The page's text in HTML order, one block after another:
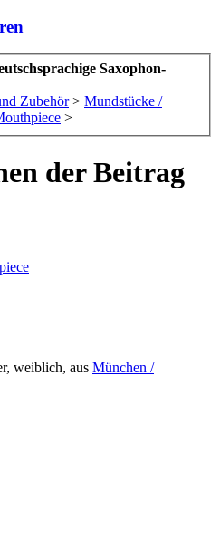
Saxophon-
Zubehör > Mundstücke /
>
der Beitrag
, weiblich, aus München /